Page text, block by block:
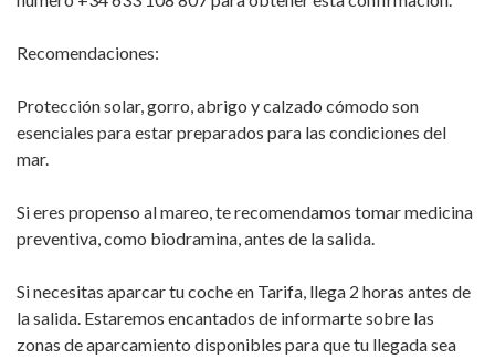
Recomendaciones:
Protección solar, gorro, abrigo y calzado cómodo son
esenciales para estar preparados para las condiciones del
mar.
Si eres propenso al mareo, te recomendamos tomar medicina
preventiva, como biodramina, antes de la salida.
Si necesitas aparcar tu coche en Tarifa, llega 2 horas antes de
la salida. Estaremos encantados de informarte sobre las
zonas de aparcamiento disponibles para que tu llegada sea